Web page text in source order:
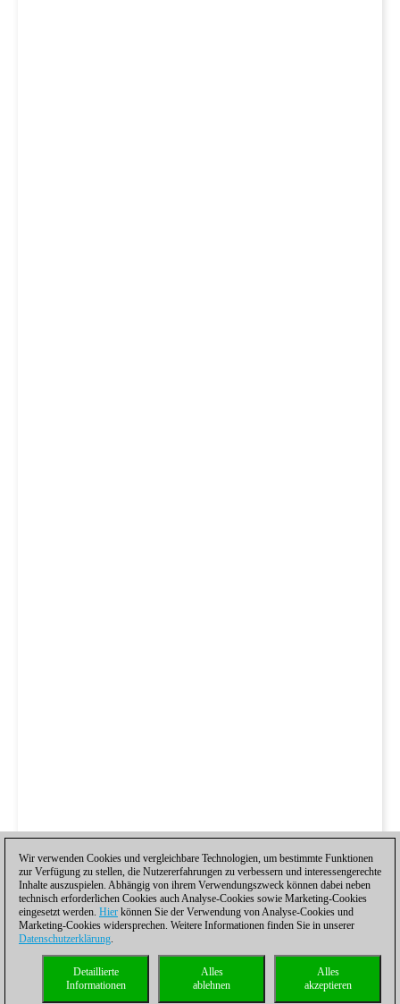
Wir verwenden Cookies und vergleichbare Technologien, um bestimmte Funktionen
zur Verfügung zu stellen, die Nutzererfahrungen zu verbessern und interessengerechte
Inhalte auszuspielen. Abhängig von ihrem Verwendungszweck können dabei neben
technisch erforderlichen Cookies auch Analyse-Cookies sowie Marketing-Cookies
eingesetzt werden. Hier können Sie der Verwendung von Analyse-Cookies und
Marketing-Cookies widersprechen. Weitere Informationen finden Sie in unserer
Datenschutzerklärung.
Alles
akzeptieren
Alles
ablehnen
Detaillierte
Informationen